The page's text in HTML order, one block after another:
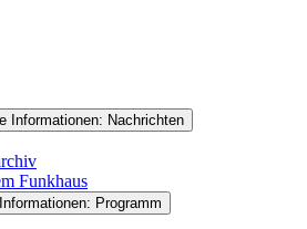
Informationen: Nachrichten
Funkhaus
Programm